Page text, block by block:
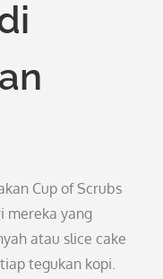
Cup of Scrubs
mereka yang
atau slice cake
tegukan kopi.